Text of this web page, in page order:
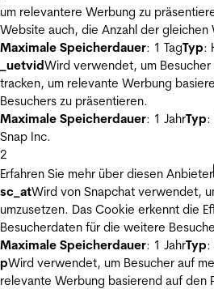
um relevantere Werbung zu
Website auch, die Anzahl der
Maximale Speicherdauer: 1 TagTyp:
_uetvidWird verwendet, um
tracken, um relevante Werbung
Besuchers zu präsentieren.
Maximale Speicherdauer: 1 JahrTyp:
Snap Inc.
2
Erfahren Sie mehr über diesen Anbieter
sc_atWird von Snapchat verwendet,
umzusetzen. Das Cookie erkennt die
Besucherdaten für die weitere
Maximale Speicherdauer: 1 JahrTyp:
pWird verwendet, um Besucher auf
relevante Werbung basierend auf den